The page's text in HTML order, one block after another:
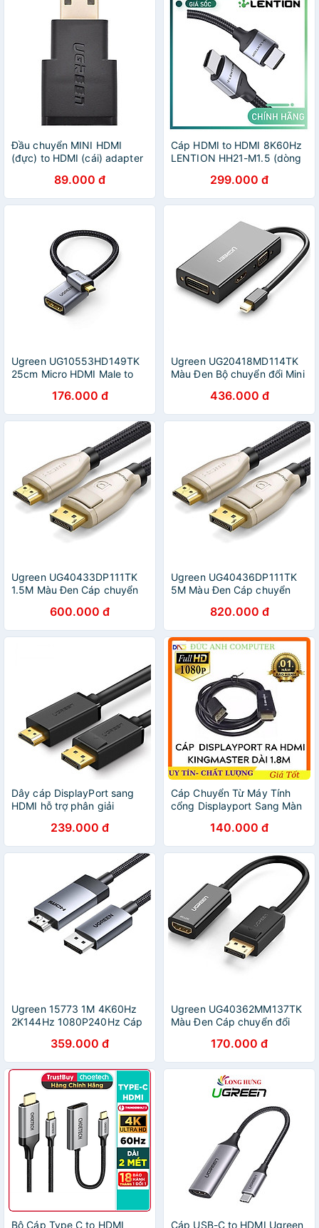
Đầu chuyển MINI HDMI
(đực) to HDMI (cái) adapter
89.000 đ
Cáp HDMI to HDMI 8K60Hz
LENTION HH21-M1.5 (dòng
299.000 đ
Ugreen UG10553HD149TK
25cm Micro HDMI Male to
0.25m - HÀNG CHÍNH HÃNG
176.000 đ
Ugreen UG20418MD114TK
Màu Đen Bộ chuyển đổi Mini
VGA + DVI nhựa ABS -
HÀNG CHÍNH HÃNG
436.000 đ
Ugreen UG40433DP111TK
1.5M Màu Đen Cáp chuyển
HDMI 2.0 cao cấp - HÀNG
CHÍNH HÃNG
600.000 đ
Ugreen UG40436DP111TK
5M Màu Đen Cáp chuyển
HDMI 2.0 cao cấp - HÀNG
CHÍNH HÃNG
820.000 đ
Dây cáp DisplayPort sang
HDMI hỗ trợ phân giải
DP101 10238 - Hàng chính
hãng
239.000 đ
Cáp Chuyển Từ Máy Tính
cổng Displayport Sang Màn
026 dài 1.8m - Hàng Chính
Hãng
140.000 đ
Ugreen 15773 1M 4K60Hz
2K144Hz 1080P240Hz Cáp
HDMI dây bọc dù DP119
20015773 - Hàng chính
hãng
359.000 đ
Ugreen UG40362MM137TK
Màu Đen Cáp chuyển đổi
hỗ trợ phân giải 1080P -
HÀNG CHÍNH HÃNG
170.000 đ
Bộ Cáp Type C to HDMI Cáp USB-C to HDMI Ugreen